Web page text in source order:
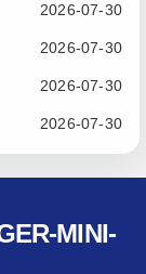
2026-07-30
2026-07-30
2026-07-30
2026-07-30
MINI-